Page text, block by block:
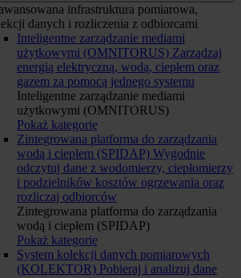
infrastruktura pomiarowa,
danych i rozliczenia z odbiorcami
Inteligentne zarządzanie mediami
użytkowymi (OMNITORUS) Zarządzaj
energią elektryczną, wodą, ciepłem oraz
gazem za pomocą jednego systemu
Inteligentne zarządzanie mediami
użytkowymi (OMNITORUS)
Pokaż kategorię
Zintegrowana platforma do zarządzania
wodą i ciepłem (SPIDAP) Wygodnie
odczytuj dane z wodomierzy, ciepłomierzy
i podzielników kosztów ogrzewania oraz
rozliczaj odbiorców
Zintegrowana platforma do zarządzania
wodą i ciepłem (SPIDAP)
Pokaż kategorię
System kolekcji danych pomiarowych
(KOLEKTOR) Pobieraj i analizuj dane